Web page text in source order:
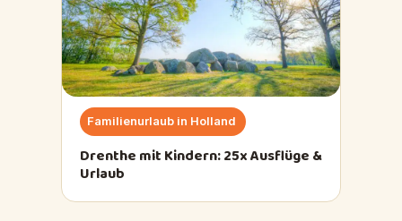
Familienurlaub in Holland
Drenthe mit Kindern: 25x Ausflüge &
Urlaub